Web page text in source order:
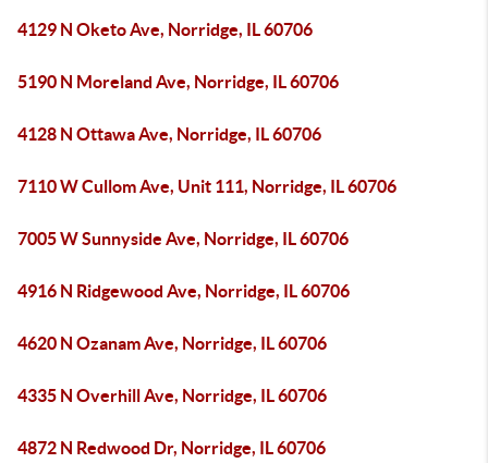
4129 N Oketo Ave, Norridge, IL 60706
5190 N Moreland Ave, Norridge, IL 60706
4128 N Ottawa Ave, Norridge, IL 60706
7110 W Cullom Ave, Unit 111, Norridge, IL 60706
7005 W Sunnyside Ave, Norridge, IL 60706
4916 N Ridgewood Ave, Norridge, IL 60706
4620 N Ozanam Ave, Norridge, IL 60706
4335 N Overhill Ave, Norridge, IL 60706
4872 N Redwood Dr, Norridge, IL 60706